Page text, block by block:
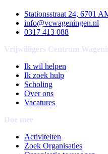
Stationsstraat 24, 6701
info@vcwageningen.nl
0317 413 088
Vrijwilligers Centrum
Ik wil helpen
Ik zoek hulp
Scholing
Over ons
Vacatures
Doe mee
Activiteiten
Zoek Organisaties